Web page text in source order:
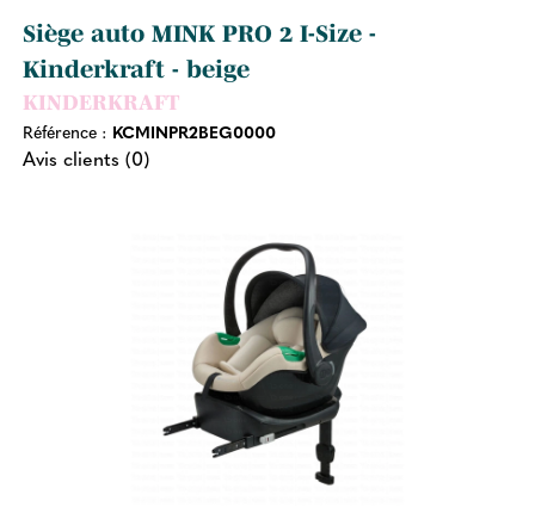
Siège auto MINK PRO 2 I-Size -
Kinderkraft - beige
KINDERKRAFT
Référence : KCMINPR2BEG0000
Avis clients (0)